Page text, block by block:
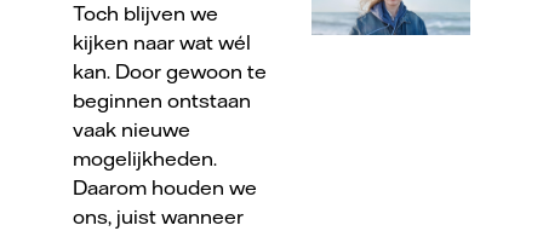
Toch blijven we
kijken naar wat wél
kan. Door gewoon te
beginnen ontstaan
vaak nieuwe
mogelijkheden.
Daarom houden we
ons, juist wanneer